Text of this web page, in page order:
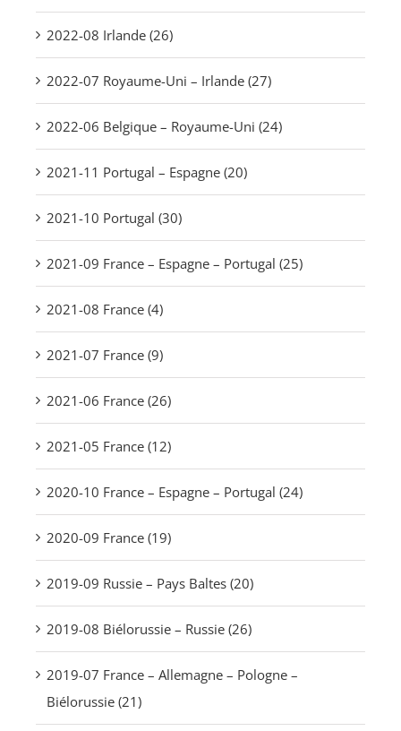
2022-08 Irlande (26)
2022-07 Royaume-Uni – Irlande (27)
2022-06 Belgique – Royaume-Uni (24)
2021-11 Portugal – Espagne (20)
2021-10 Portugal (30)
2021-09 France – Espagne – Portugal (25)
2021-08 France (4)
2021-07 France (9)
2021-06 France (26)
2021-05 France (12)
2020-10 France – Espagne – Portugal (24)
2020-09 France (19)
2019-09 Russie – Pays Baltes (20)
2019-08 Biélorussie – Russie (26)
2019-07 France – Allemagne – Pologne –
Biélorussie (21)